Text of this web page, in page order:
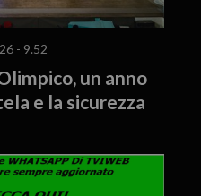
- 9.52
un anno
e la sicurezza